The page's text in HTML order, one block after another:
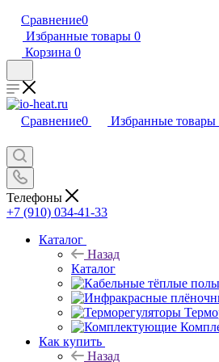
Сравнение0
Избранные товары 0
Корзина 0
Сравнение0 Избранные товары
Телефоны
+7 (910) 034-41-33
Каталог
Назад
Каталог
Как купить
Назад